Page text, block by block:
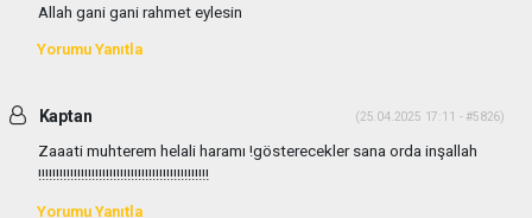
Allah gani gani rahmet eylesin
Yorumu Yanıtla
Kaptan (25.04.2025 17:11 - #5826)
Zaaati muhterem helali haramı !gösterecekler sana orda inşallah
!!!!!!!!!!!!!!!!!!!!!!!!!!!!!!!!!!!!!!!!!!!!!!!!
Yorumu Yanıtla